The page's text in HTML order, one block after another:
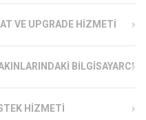
VE UPGRADE HIZMETI
BILGISAYARCI
HIZMETI